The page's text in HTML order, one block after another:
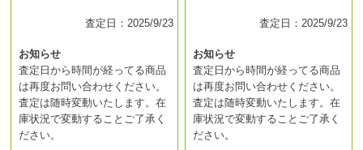
査定日：2025/9/23
お知らせ
査定日から時間が経ってる商品
は再度お問い合わせください。
査定は随時変動いたします。在
庫状況で変動することご了承く
ださい。
査定日：2025/9/23
お知らせ
査定日から時間が経ってる商品
は再度お問い合わせください。
査定は随時変動いたします。在
庫状況で変動することご了承く
ださい。